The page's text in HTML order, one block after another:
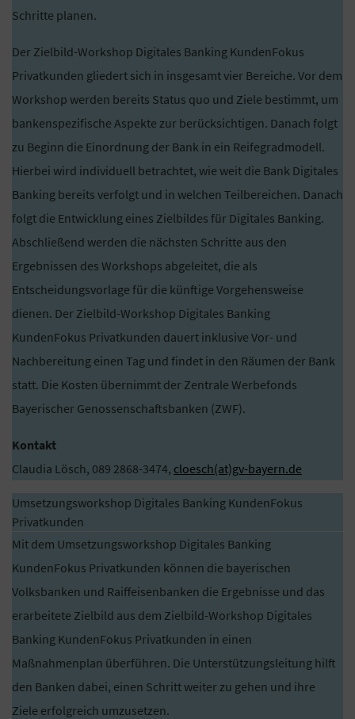
Schritte planen.
Der Zielbild-Workshop Digitales Banking KundenFokus
Privatkunden gliedert sich in insgesamt vier Bereiche. Vor dem
Workshop werden bereits Status quo und Ziele bestimmt, um
bankenspezifische Aspekte zur berücksichtigen. Danach folgt
zu Beginn die Einordnung der Bank in ein Reifegradmodell.
Hierbei wird individuell betrachtet, wie weit die Bank Digitales
Banking bereits verfolgt und in welchen Teilbereichen. Danach
folgt die Entwicklung eines Zielbildes für Digitales Banking.
Abschließend werden die nächsten Schritte aus den
Ergebnissen des Workshops abgeleitet, die als
Entscheidungsvorlage für die künftige Vorgehensweise
dienen. Der Zielbild-Workshop Digitales Banking
KundenFokus Privatkunden dauert inklusive Vor- und
Nachbereitung einen Tag und findet in den Räumen der Bank
statt. Die Kosten übernimmt der Zentrale Werbefonds
Bayerischer Genossenschaftsbanken (ZWF).
Kontakt
Claudia Lösch, 089 2868-3474, cloesch(at)gv-bayern.de
Umsetzungsworkshop Digitales Banking KundenFokus
Privatkunden
Mit dem Umsetzungsworkshop Digitales Banking
KundenFokus Privatkunden können die bayerischen
Volksbanken und Raiffeisenbanken die Ergebnisse und das
erarbeitete Zielbild aus dem Zielbild-Workshop Digitales
Banking KundenFokus Privatkunden in einen
Maßnahmenplan überführen. Die Unterstützungsleitung hilft
den Banken dabei, einen Schritt weiter zu gehen und ihre
Ziele erfolgreich umzusetzen.